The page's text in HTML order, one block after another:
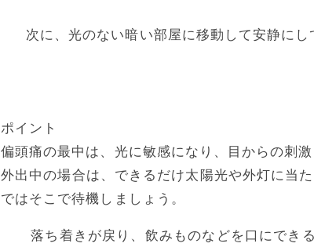
次に、光のない暗い部屋に移動して安静にし
ポイント
偏頭痛の最中は、光に敏感になり、目からの刺激
外出中の場合は、できるだけ太陽光や外灯に当
ではそこで待機しましょう。
落ち着きが戻り、飲みものなどを口にでき